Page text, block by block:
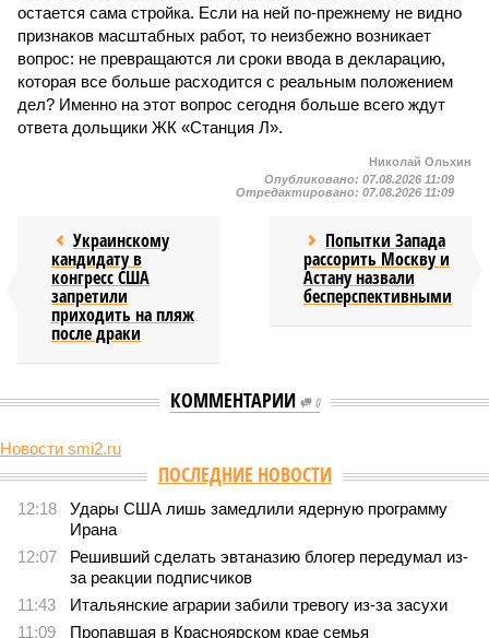
остается сама стройка. Если на ней по-прежнему не видно
признаков масштабных работ, то неизбежно возникает
вопрос: не превращаются ли сроки ввода в декларацию,
которая все больше расходится с реальным положением
дел? Именно на этот вопрос сегодня больше всего ждут
ответа дольщики ЖК «Станция Л».
Николай Ольхин
Опубликовано: 07.08.2026 11:09
Отредактировано: 07.08.2026 11:09
Украинскому
кандидату в
конгресс США
запретили
приходить на пляж
после драки
Попытки Запада
рассорить Москву и
Астану назвали
бесперспективными
КОММЕНТАРИИ 0
Новости smi2.ru
Земля уже не раз показывала человечеству свой
крутой нрав – когда покажет снова?
Земля уже не раз показывала человечеству свой крутой
нрав – когда покажет снова?
Последние времена